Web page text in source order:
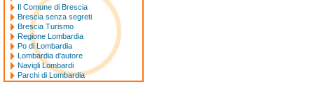
Il Comune di Brescia
Brescia senza segreti
Brescia Turismo
Regione Lombardia
Po di Lombardia
Lombardia d'autore
Navigli Lombardi
Parchi di Lombardia